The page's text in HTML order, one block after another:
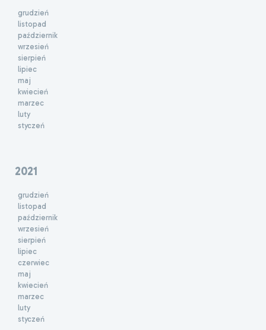
grudzień
listopad
październik
wrzesień
sierpień
lipiec
maj
kwiecień
marzec
luty
styczeń
2021
grudzień
listopad
październik
wrzesień
sierpień
lipiec
czerwiec
maj
kwiecień
marzec
luty
styczeń